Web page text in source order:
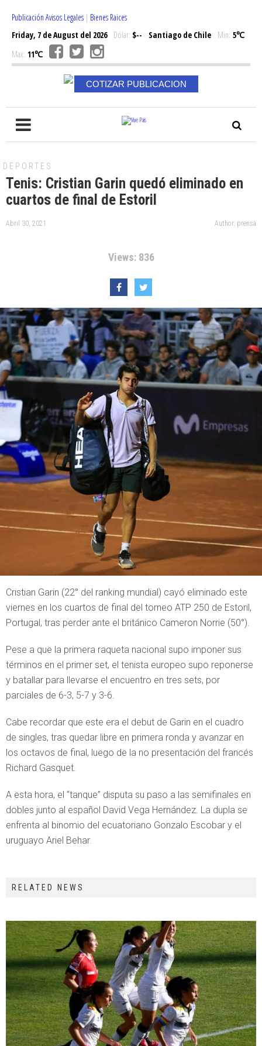
Publicación Avisos Legales | Bienes Raices
Friday, 7 de August del 2026Dólar: $-- Santiago de Chile Min: 5℃
Max: 11℃
COTIZAR PUBLICACION
DEPORTES
Tenis: Cristian Garin quedó eliminado en
cuartos de final de Estoril
Abril 30, 2021 Author: prensa
Views: 836
Cristian Garin (22° del ranking mundial) cayó eliminado este
viernes en los cuartos de final del torneo ATP 250 de Estoril,
Portugal, tras perder ante el británico Cameron Norrie (50°).
Pese a que la primera raqueta nacional supo imponer sus
términos en el primer set, el tenista europeo supo reponerse
y batallar para llevarse el encuentro en tres sets, por
parciales de 6-3, 5-7 y 3-6.
Cabe recordar que este era el debut de Garin en el cuadro
de singles, tras quedar libre en primera ronda y avanzar en
los octavos de final, luego de la no presentación del francés
Richard Gasquet.
A esta hora, el “tanque” disputa su paso a las semifinales en
dobles junto al español David Vega Hernández. La dupla se
enfrenta al binomio del ecuatoriano Gonzalo Escobar y el
uruguayo Ariel Behar.
RELATED NEWS